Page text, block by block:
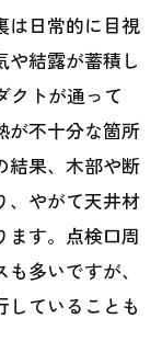
は日常的に目視
結露が蓄積し
クトが通って
が不十分な箇所
結果、木部や断
、やがて天井材
ます。点検口周
多いですが、
していることも